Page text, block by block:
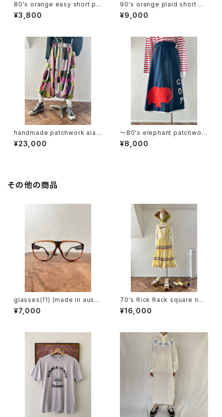
80's orange easy short pa
nts
¥3,800
90's orange plaid short ov
erall
¥9,000
handmade patchwork alad
din pants
¥23,000
〜80's elephant patchwork
wrap skirt
¥8,000
その他の商品
glasses(11) (made in austri
a)
¥7,000
70's Rick Rack square nec
k sleeveless dress
¥16,000